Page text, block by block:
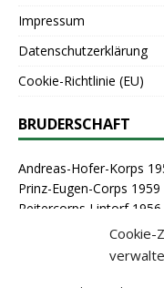
Cookie-
Impressum
Datenschutzerklärung
Cookie-Richtlinie (EU)
BRUDERSCHAFT
Andreas-Hofer-Korps
Prinz-Eugen-Corps 1959
Reitercorps Lintorf 1956
St. Georg-Corps 1963
St. Lambertus-Corps 1976